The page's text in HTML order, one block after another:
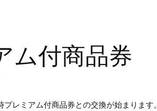
ム付商品券
レミアム付商品券との交換が始まります。